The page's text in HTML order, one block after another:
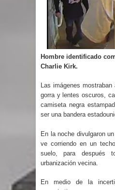
muertos
Heridos y
terremoto de
modificaciones
Diputado Félix
reveló que con
Hombre identificado
Charlie Kirk.
Las imágenes
gorra y lentes oscuros,
camiseta negra
ser una bandera
En la noche divulgaron
ve corriendo en un
suelo, para después
urbanización vecina.
En medio de la